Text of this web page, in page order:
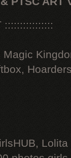
::::::::::::::::
Lolita